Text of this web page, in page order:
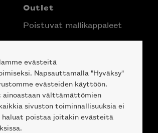
Outlet
Poistuvat mallikappaleet
evästeitä
Napsauttamalla "Hyväksy"
evästeiden käyttöön.
ainoastaan välttämättömien
sivuston toiminnallisuuksia ei
poistaa joitakin evästeitä